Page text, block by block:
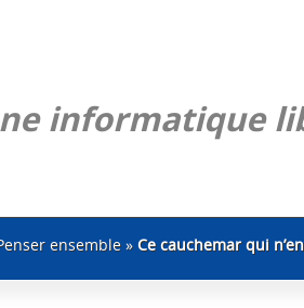
informatique
ensemble »Ce cauchemar qui